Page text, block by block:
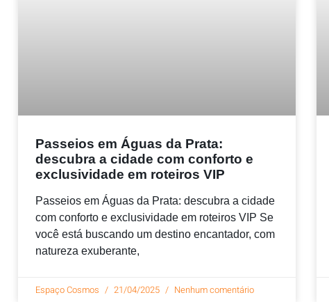
Passeios em Águas da Prata:
descubra a cidade com conforto e
exclusividade em roteiros VIP
Passeios em Águas da Prata: descubra a cidade
com conforto e exclusividade em roteiros VIP Se
você está buscando um destino encantador, com
natureza exuberante,
Espaço Cosmos 21/04/2025 Nenhum comentário